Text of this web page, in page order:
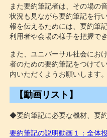
また要約筆記者は、その場の
状況も見ながら要約筆記を行
報を伝えるためには、要約筆
利用者や会場の様子を把握で
また、ユニバーサル社会にお
者のための要約筆記をつけて
内いただくようお願いします
【動画リスト】
◆要約筆記に必要な機材、要
要約筆記の説明動画１：全体